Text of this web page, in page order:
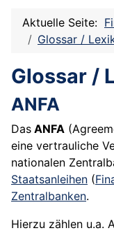
Aktuelle Seite:
Glossar /
Glossar /
ANFA
Das ANFA
eine vertrauliche
nationalen
Staatsanleihen (
Zentralbanken.
Hierzu zählen u.a.